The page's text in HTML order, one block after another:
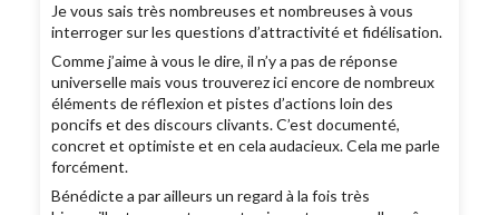
Je vous sais très nombreuses et nombreuses à vous
interroger sur les questions d’attractivité et fidélisation.
Comme j’aime à vous le dire, il n’y a pas de réponse
universelle mais vous trouverez ici encore de nombreux
éléments de réflexion et pistes d’actions loin des
poncifs et des discours clivants. C’est documenté,
concret et optimiste et en cela audacieux. Cela me parle
forcément.
Bénédicte a par ailleurs un regard à la fois très